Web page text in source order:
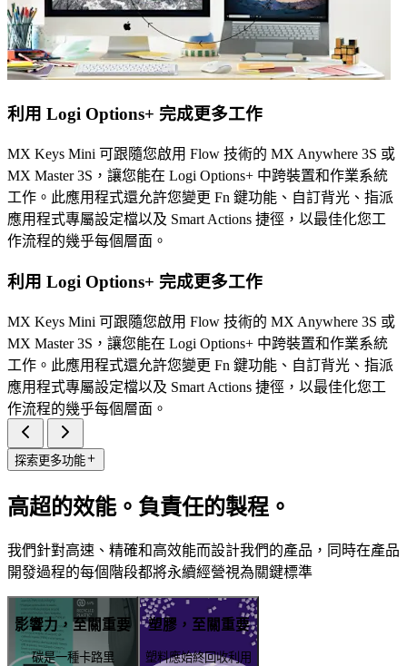
利用 Logi Options+ 完成更多工作
MX Keys Mini 可跟隨您啟用 Flow 技術的 MX Anywhere 3S 或
MX Master 3S，讓您能在 Logi Options+ 中跨裝置和作業系統
工作。此應用程式還允許您變更 Fn 鍵功能、自訂背光、指派
應用程式專屬設定檔以及 Smart Actions 捷徑，以最佳化您工
作流程的幾乎每個層面。
利用 Logi Options+ 完成更多工作
MX Keys Mini 可跟隨您啟用 Flow 技術的 MX Anywhere 3S 或
MX Master 3S，讓您能在 Logi Options+ 中跨裝置和作業系統
工作。此應用程式還允許您變更 Fn 鍵功能、自訂背光、指派
應用程式專屬設定檔以及 Smart Actions 捷徑，以最佳化您工
作流程的幾乎每個層面。
探索更多功能
高超的效能。負責任的製程。
我們針對高速、精確和高效能而設計我們的產品，同時在產品
開發過程的每個階段都將永續經營視為關鍵標準
影響力，至關重要
碳是一種卡路里
塑膠，至關重要
塑料應始終回收利用